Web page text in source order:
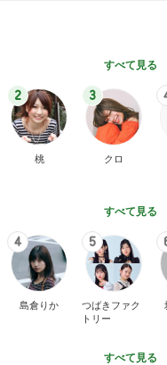
すべて見る
2
桃
3
クロ
すべて見る
4
島倉りか
5
つばきファク
トリー
すべて見る